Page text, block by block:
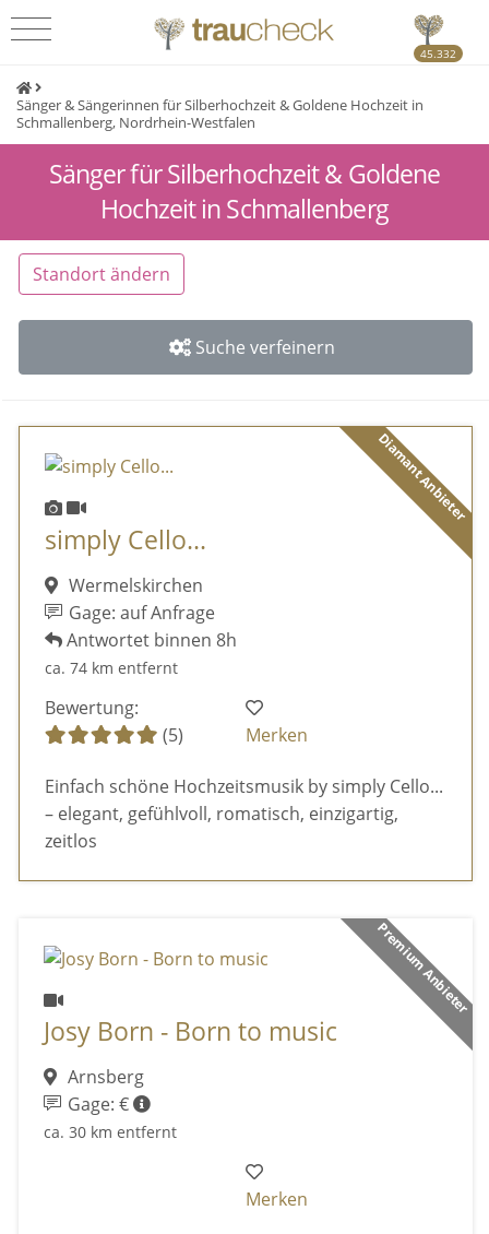
45.332
Sänger & Sängerinnen für Silberhochzeit & Goldene Hochzeit in
Schmallenberg, Nordrhein-Westfalen
Sänger für Silberhochzeit & Goldene
Hochzeit in Schmallenberg
Standort ändern
Suche verfeinern
Diamant Anbieter
simply Cello...
Wermelskirchen
Gage: auf Anfrage
Antwortet binnen 8h
ca. 74 km entfernt
Bewertung:
(5)
Merken
Einfach schöne Hochzeitsmusik by simply Cello...
– elegant, gefühlvoll, romatisch, einzigartig,
zeitlos
Premium Anbieter
Josy Born - Born to music
Arnsberg
Gage: €
ca. 30 km entfernt
Merken